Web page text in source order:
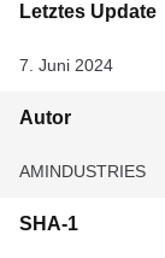
Letztes Update
7. Juni 2024
Autor
AMINDUSTRIES
SHA-1